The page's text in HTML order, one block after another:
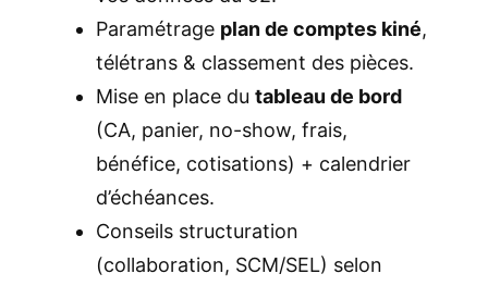
Paramétrage plan de comptes kiné,
télétrans & classement des pièces.
Mise en place du tableau de bord
(CA, panier, no-show, frais,
bénéfice, cotisations) + calendrier
d’échéances.
Conseils structuration
(collaboration, SCM/SEL) selon